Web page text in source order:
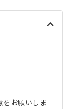
お願いしま